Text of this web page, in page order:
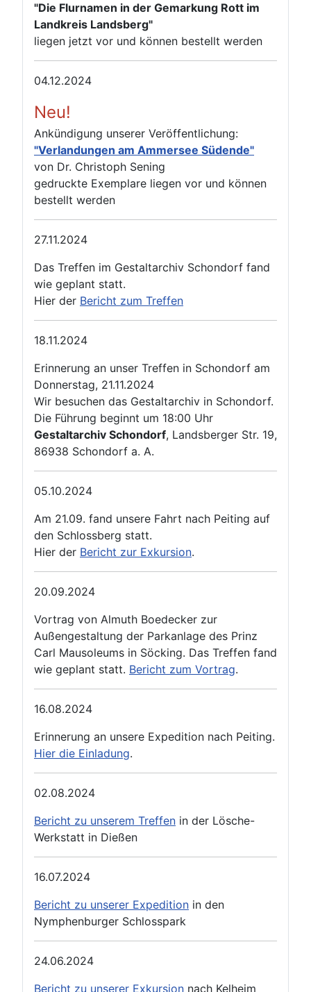
"Die Flurnamen in der Gemarkung Rott im
Landkreis Landsberg"
liegen jetzt vor und können bestellt werden
04.12.2024
Neu!
Ankündigung unserer Veröffentlichung:
"Verlandungen am Ammersee Südende"
von Dr. Christoph Sening
gedruckte Exemplare liegen vor und können
bestellt werden
27.11.2024
Das Treffen im Gestaltarchiv Schondorf fand
wie geplant statt.
Hier der Bericht zum Treffen
18.11.2024
Erinnerung an unser Treffen in Schondorf am
Donnerstag, 21.11.2024
Wir besuchen das Gestaltarchiv in Schondorf.
Die Führung beginnt um 18:00 Uhr
Gestaltarchiv Schondorf, Landsberger Str. 19,
86938 Schondorf a. A.
05.10.2024
Am 21.09. fand unsere Fahrt nach Peiting auf
den Schlossberg statt.
Hier der Bericht zur Exkursion.
20.09.2024
Vortrag von Almuth Boedecker zur
Außengestaltung der Parkanlage des Prinz
Carl Mausoleums in Söcking. Das Treffen fand
wie geplant statt. Bericht zum Vortrag.
16.08.2024
Erinnerung an unsere Expedition nach Peiting.
Hier die Einladung.
02.08.2024
Bericht zu unserem Treffen in der Lösche-
Werkstatt in Dießen
16.07.2024
Bericht zu unserer Expedition in den
Nymphenburger Schlosspark
24.06.2024
Bericht zu unserer Exkursion nach Kelheim